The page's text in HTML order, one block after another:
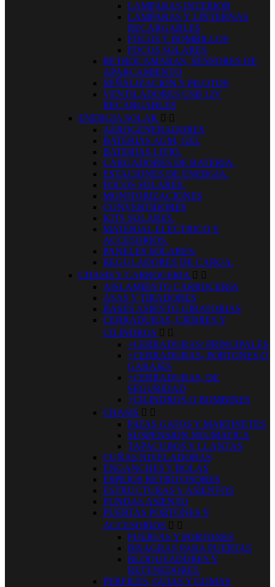
LAMPARAS INTERIOR
LAMPARAS Y LINTERNAS
RECARGABLES
FOCOS Y BOMBILLOS
FOCOS SOLARES
RETROCAMARAS, SENSORES DE
APARCAMIENTO
SEÑALIZACIÓN Y PILOTOS
VENTILADORES USB 12V
RECARGABLES
ENERGIA SOLAR  
AEROGENERADORES
BATERIAS AGM, GEL
BATERIAS LITIO.
CARGADORES DE BATERIA.
ESTACIONES DE ENERGIA.
FOCOS SOLARES.
MONITORIZACIONES
CONVERTIDORES
KITS SOLARES.
MATERIAL ELECTRICO Y
ACCESORIOS.
PANELES SOLARES.
REGULADORES DE CARGA.
CHASIS Y CARROCERIA  
AISLAMIENTO CARROCERIA
ASAS Y TIRADORES
BASES ASIENTO GIRATORIAS
CERRADURAS, CIERRES Y
CILINDROS  
+CERRADURAS/ PRINCIPALES
+CERRADURAS- PORTONES O
GARAJES
+CERRADURAS, DE
SEGURIDAD
+CILINDROS O BOMBINES
CHASIS  
PATAS GATOS Y MARTINETES
SUSPENSION NEUMATICA
TAPACUBOS Y LLANTAS
CUÑAS NIVELADORAS
ENGANCHES Y BOLAS
ESPEJOS RETROVISORES
ESTRUCTURAS Y ASIENTOS
FUNDAS ASIENTO
PUERTAS PORTONES Y
ACCESORIOS  
PUERTAS Y PORTONES
BISAGRAS PARA PUERTAS
BLOQUEADORES Y
RETENEDORES
PERFILES, GUIAS Y GOMAS